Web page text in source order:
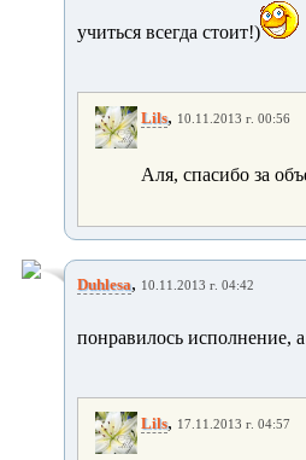
учиться всегда стоит!)
Lils, 10.11.2013 г. 00:56
Аля, спасибо за
Duhlesa, 10.11.2013 г. 04:42
понравилось исполнение,
Lils, 17.11.2013 г. 04:57